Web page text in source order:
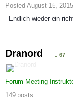
Posted August 15, 2015
Endlich wieder ein
Dranord 67
Forum-Meeting
149 posts